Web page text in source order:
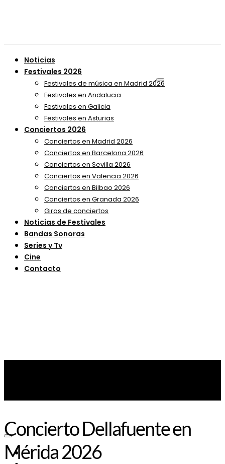
Noticias
Festivales 2026
Festivales de música en Madrid 2026
Festivales en Andalucia
Festivales en Galicia
Festivales en Asturias
Conciertos 2026
Conciertos en Madrid 2026
Conciertos en Barcelona 2026
Conciertos en Sevilla 2026
Conciertos en Valencia 2026
Conciertos en Bilbao 2026
Conciertos en Granada 2026
Giras de conciertos
Noticias de Festivales
Bandas Sonoras
Series y Tv
Cine
Contacto
Noticias
Concierto Dellafuente en
Mérida 2026